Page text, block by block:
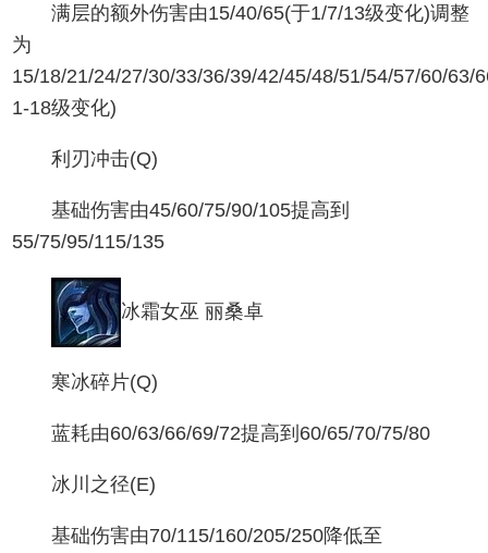
满层的额外伤害由15/40/65(于1/7/13级变化)调整
为
15/18/21/24/27/30/33/36/39/42/45/48/51/54/57/60/63/
1-18级变化)
利刃冲击(Q)
基础伤害由45/60/75/90/105提高到
55/75/95/115/135
冰霜女巫 丽桑卓
寒冰碎片(Q)
蓝耗由60/63/66/69/72提高到60/65/70/75/80
冰川之径(E)
基础伤害由70/115/160/205/250降低至